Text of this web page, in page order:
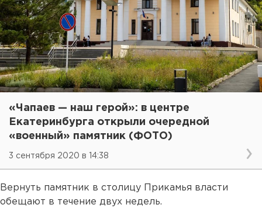
«Чапаев — наш герой»: в центре
Екатеринбурга открыли очередной
«военный» памятник (ФОТО)
3 сентября 2020 в 14:38
Вернуть памятник в столицу Прикамья власти
обещают в течение двух недель.